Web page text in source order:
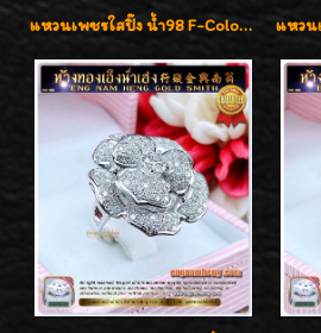
แหวนเพชรใสปิ๊ง น้ำ98 F-Color/VVS1 น้ำหนักเพชรรวม 2.56 กะรัต ใส่เต็มนิ้วเพชรเป็นน้ำเป็นเนื้อสวยมากๆค่ะ